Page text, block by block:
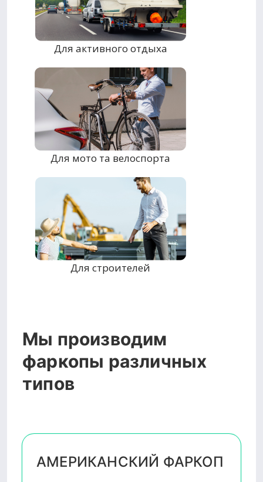
Для активного отдыха
Для мото та велоспорта
Для строителей
Мы производим
фаркопы различных
типов
АМЕРИКАНСКИЙ ФАРКОП